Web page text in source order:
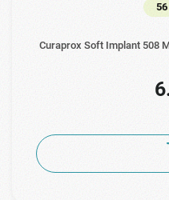
56
Curaprox Soft Implant 508